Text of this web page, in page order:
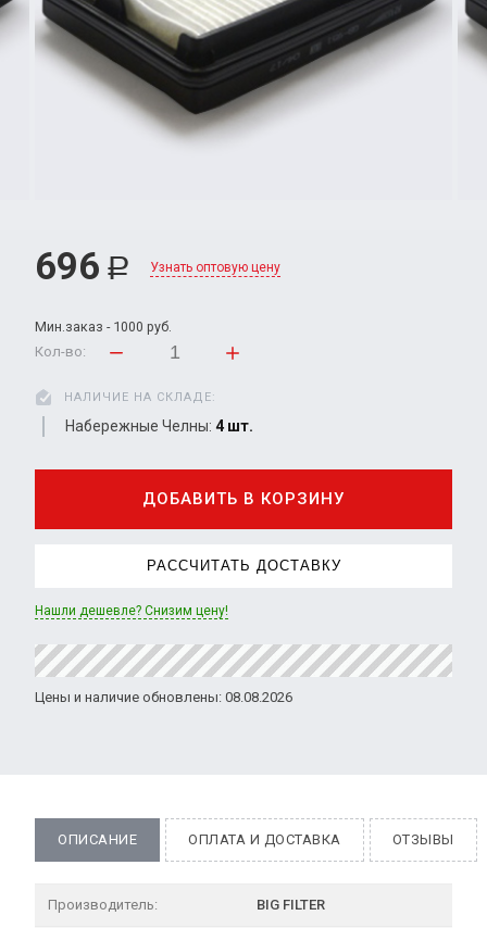
696 Р Узнать оптовую цену
Мин.заказ - 1000 руб.
Кол-во:
НАЛИЧИЕ НА СКЛАДЕ:
Набережные Челны: 4 шт.
ДОБАВИТЬ В КОРЗИНУ
РАССЧИТАТЬ ДОСТАВКУ
Нашли дешевле? Снизим цену!
Цены и наличие обновлены: 08.08.2026
ОПИСАНИЕ ОПЛАТА И ДОСТАВКА ОТЗЫВЫ
Производитель: BIG FILTER